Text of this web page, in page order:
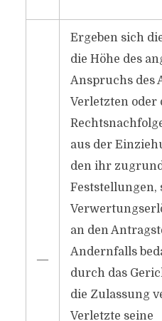
―
Ergeben sich
die Höhe des
Anspruchs des
Verletzten oder
aus der
den ihr
Feststellungen,
an den
Andernfalls
durch das
die Zulassung
Verletzte seine